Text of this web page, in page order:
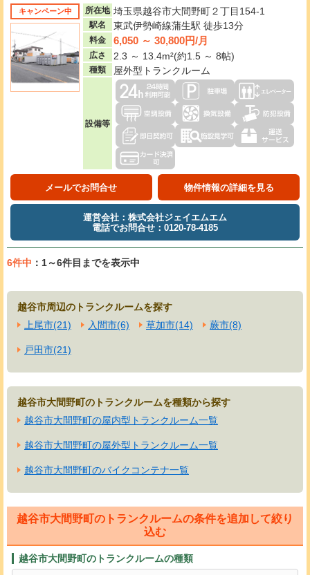
キャンペーン中 所在地 埼玉県越谷市大間野町２丁目154-1
駅名 東武伊勢崎線蒲生駅 徒歩13分
料金 6,050 ～ 30,800円/月
広さ 2.3 ～ 13.4m²(約1.5 ～ 8帖)
種類 屋外型トランクルーム
設備等
メールでお問合せ 物件情報の詳細を見る
運営会社：株式会社ジェイエムエム
電話でお問合せ：0120-78-4185
6件中 ：1～6件目までを表示中
越谷市周辺のトランクルームを探す
上尾市(21)
入間市(6) 草加市(14) 蕨市(8)
戸田市(21)
越谷市大間野町のトランクルームを種類から探す
越谷市大間野町の屋内型トランクルーム一覧
越谷市大間野町の屋外型トランクルーム一覧
越谷市大間野町のバイクコンテナ一覧
越谷市大間野町のトランクルームの条件を追加して絞り
込む
越谷市大間野町のトランクルームの種類